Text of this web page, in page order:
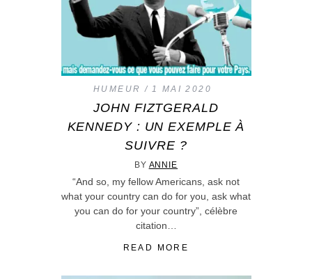
HUMEUR 1 MAI 2020
JOHN FIZTGERALD
KENNEDY : UN EXEMPLE À
SUIVRE ?
BY ANNIE
“And so, my fellow Americans, ask not
what your country can do for you, ask what
you can do for your country”, célèbre
citation…
READ MORE